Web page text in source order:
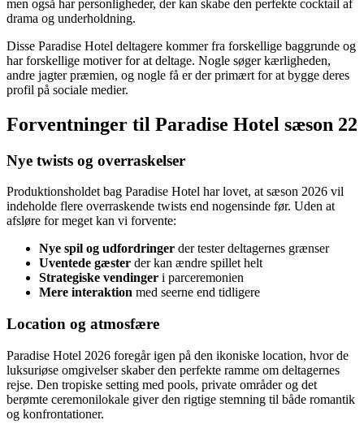
men også har personligheder, der kan skabe den perfekte cocktail af
drama og underholdning.
Disse Paradise Hotel deltagere kommer fra forskellige baggrunde og
har forskellige motiver for at deltage. Nogle søger kærligheden,
andre jagter præmien, og nogle få er der primært for at bygge deres
profil på sociale medier.
Forventninger til Paradise Hotel sæson 22
Nye twists og overraskelser
Produktionsholdet bag Paradise Hotel har lovet, at sæson 2026 vil
indeholde flere overraskende twists end nogensinde før. Uden at
afsløre for meget kan vi forvente:
Nye spil og udfordringer der tester deltagernes grænser
Uventede gæster der kan ændre spillet helt
Strategiske vendinger i parceremonien
Mere interaktion med seerne end tidligere
Location og atmosfære
Paradise Hotel 2026 foregår igen på den ikoniske location, hvor de
luksuriøse omgivelser skaber den perfekte ramme om deltagernes
rejse. Den tropiske setting med pools, private områder og det
berømte ceremonilokale giver den rigtige stemning til både romantik
og konfrontationer.